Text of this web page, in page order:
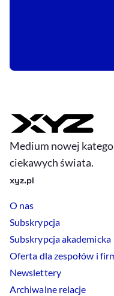
Medium nowej
ciekawych świata.
xyz.pl
O nas
Subskrypcja
Subskrypcja akademicka
Oferta dla zespołów i
Newslettery
Archiwalne relacje